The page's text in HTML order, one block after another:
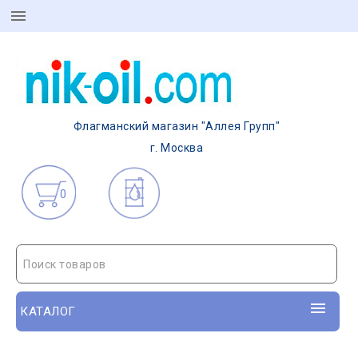
Флагманский магазин "Аллея Групп"
г. Москва
0
Поиск товаров
КАТАЛОГ